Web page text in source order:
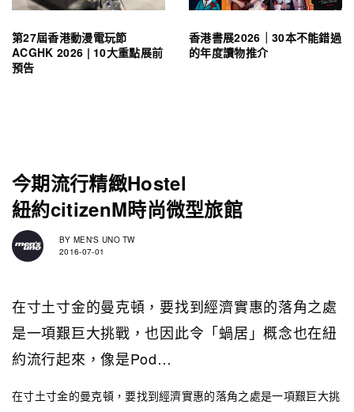
第27屆香港動漫電玩節
ACGHK 2026 | 10大重點展前
預告
香港書展2026｜30本不能錯過
的年度讀物推介
今期流行精緻Hostel
紐約citizenM時尚微型旅館
BY MEN'S UNO TW
2016-07-01
在寸土寸金的曼克頓，要找到經濟實惠的落角之處
是一項艱巨大挑戰，也因此令「蝸居」概念也在紐
約流行起來，像是Pod…
在寸土寸金的曼克頓，要找到經濟實惠的落角之處是一項艱巨大挑